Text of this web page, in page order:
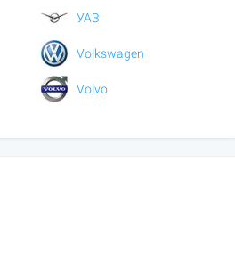
УАЗ
Volkswagen
Volvo